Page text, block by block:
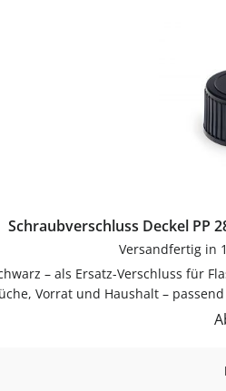
Schraubverschluss Deckel PP
Versandfertig in
Vorrat und Haushalt –
als